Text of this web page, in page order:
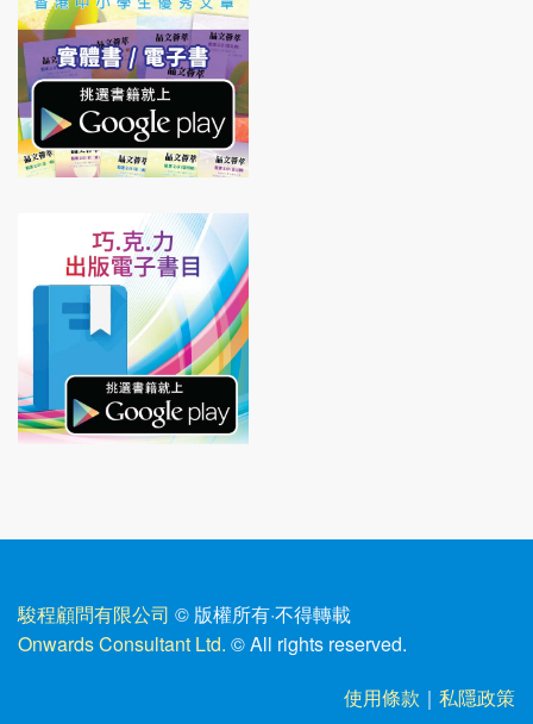
駿程顧問有限公司 © 版權所有·不得轉載
Onwards Consultant Ltd. © All rights reserved.
使用條款 ｜ 私隱政策